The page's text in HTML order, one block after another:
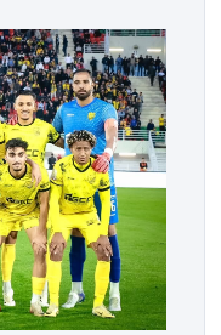
ووسط القارة.
مواجهة المتأهل من
واريورز النيجيري